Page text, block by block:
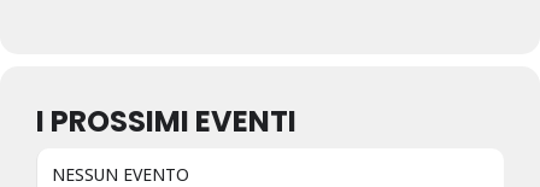
I PROSSIMI EVENTI
NESSUN EVENTO